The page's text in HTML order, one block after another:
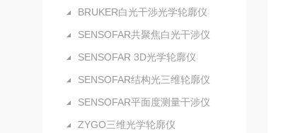
BRUKER白光干涉光学轮廓仪
SENSOFAR共聚焦白光干涉仪
SENSOFAR 3D光学轮廓仪
SENSOFAR结构光三维轮廓仪
SENSOFAR平面度测量干涉仪
ZYGO三维光学轮廓仪